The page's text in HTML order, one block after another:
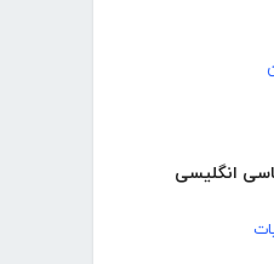
انگلیسی